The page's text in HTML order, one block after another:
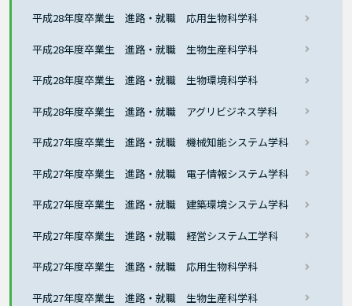
平成28年度卒業生 進路・就職 応用生物科学科
平成28年度卒業生 進路・就職 生物生産科学科
平成28年度卒業生 進路・就職 生物環境科学科
平成28年度卒業生 進路・就職 アグリビジネス学科
平成27年度卒業生 進路・就職 機械知能システム学科
平成27年度卒業生 進路・就職 電子情報システム学科
平成27年度卒業生 進路・就職 建築環境システム学科
平成27年度卒業生 進路・就職 経営システム工学科
平成27年度卒業生 進路・就職 応用生物科学科
平成27年度卒業生 進路・就職 生物生産科学科